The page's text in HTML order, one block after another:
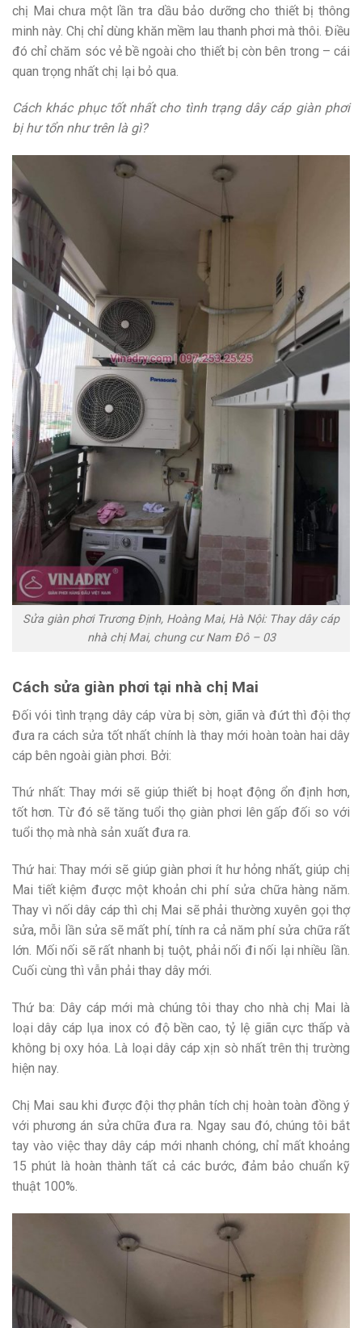
chị Mai chưa một lần tra dầu bảo dưỡng cho thiết bị thông
minh này. Chị chỉ dùng khăn mềm lau thanh phơi mà thôi. Điều
đó chỉ chăm sóc vẻ bề ngoài cho thiết bị còn bên trong – cái
quan trọng nhất chị lại bỏ qua.
Cách khác phục tốt nhất cho tình trạng dây cáp giàn phơi
bị hư tổn như trên là gì?
Sửa giàn phơi Trương Định, Hoàng Mai, Hà Nội: Thay dây cáp
nhà chị Mai, chung cư Nam Đô – 03
Cách sửa giàn phơi tại nhà chị Mai
Đối vói tình trạng dây cáp vừa bị sờn, giãn và đứt thì đội thợ
đưa ra cách sửa tốt nhất chính là thay mới hoàn toàn hai dây
cáp bên ngoài giàn phơi. Bởi:
Thứ nhất: Thay mới sẽ giúp thiết bị hoạt động ổn định hơn,
tốt hơn. Từ đó sẽ tăng tuổi thọ giàn phơi lên gấp đối so với
tuổi thọ mà nhà sản xuất đưa ra.
Thứ hai: Thay mới sẽ giúp giàn phơi ít hư hỏng nhất, giúp chị
Mai tiết kiệm được một khoản chi phí sửa chữa hàng năm.
Thay vì nối dây cáp thì chị Mai sẽ phải thường xuyên gọi thợ
sửa, mỗi lần sửa sẽ mất phí, tính ra cả năm phí sửa chữa rất
lớn. Mối nối sẽ rất nhanh bị tuột, phải nối đi nối lại nhiều lần.
Cuối cùng thì vẫn phải thay dây mới.
Thứ ba: Dây cáp mới mà chúng tôi thay cho nhà chị Mai là
loại dây cáp lụa inox có độ bền cao, tỷ lệ giãn cực thấp và
không bị oxy hóa. Là loại dây cáp xịn sò nhất trên thị trường
hiện nay.
Chị Mai sau khi được đội thợ phân tích chị hoàn toàn đồng ý
với phương án sửa chữa đưa ra. Ngay sau đó, chúng tôi bắt
tay vào việc thay dây cáp mới nhanh chóng, chỉ mất khoảng
15 phút là hoàn thành tất cả các bước, đảm bảo chuẩn kỹ
thuật 100%.